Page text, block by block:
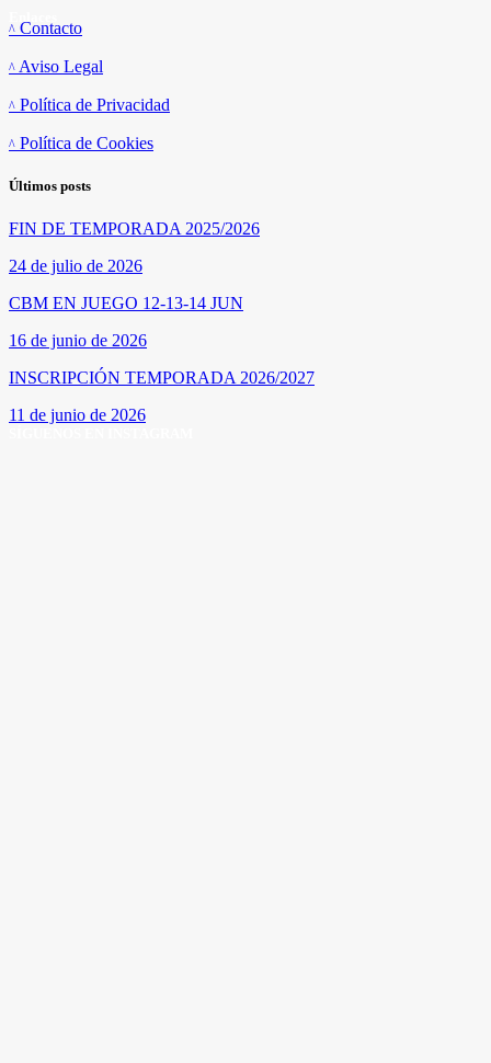
Contacto
Aviso Legal
Política de Privacidad
Política de Cookies
Últimos posts
FIN DE TEMPORADA 2025/2026
24 de julio de 2026
CBM EN JUEGO 12-13-14 JUN
16 de junio de 2026
INSCRIPCIÓN TEMPORADA 2026/2027
11 de junio de 2026